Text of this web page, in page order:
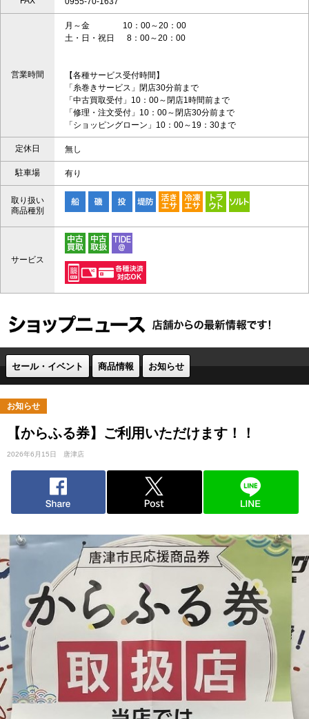
営業時間
月～金 10：00～20：00
土・日・祝日 8：00～20：00
【各種サービス受付時間】
「糸巻きサービス」閉店30分前まで
「中古買取受付」10：00～閉店1時間前まで
「修理・注文受付」10：00～閉店30分前まで
「ショッピングローン」10：00～19：30まで
定休日 無し
駐車場 有り
取り扱い
商品種別
サービス
セール・イベント 商品情報 お知らせ
お知らせ
【からふる券】ご利用いただけます！！
2026年6月15日 唐津店